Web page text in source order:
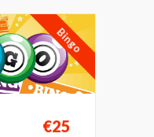
Bingo
€25